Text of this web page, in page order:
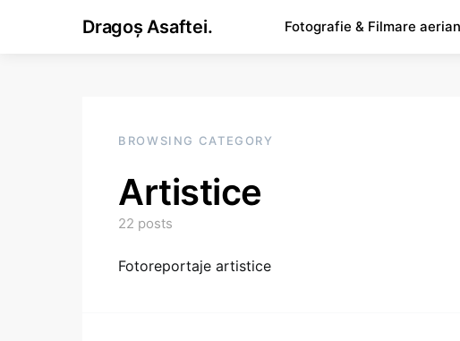
Dragoș Asaftei. Fotografie & Filmare
BROWSING CATEGORY
Artistice
22 posts
Fotoreportaje artistice